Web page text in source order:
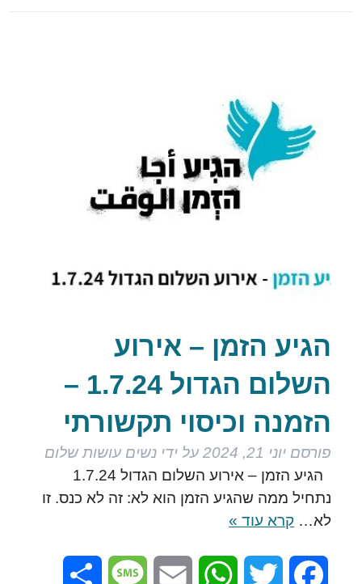
הגיע הזמן – אירוע
השלום הגדול 1.7.24 –
הזמנה וכיסוי תקשורתי
פורסם יוני 21, 2024 על ידי נשים עושות שלום
נתחיל ממה שהגיע הזמן הוא לא: זה לא כנס. זו
לא… קרא עוד »
Facebook
Twitter
WhatsApp
Email
Message